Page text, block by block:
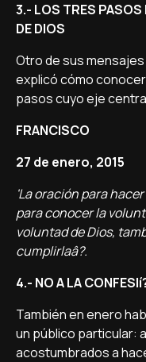
3.- LOS TRES PASOS
DE DIOS
Otro de sus
explicó cómo
pasos cuyo eje
FRANCISCO
27 de enero, 2015
'La oración para
para conocer la
voluntad de Dios,
cumplirlaâ?.
4.- NO A LA
También en enero
un público particular:
acostumbrados a